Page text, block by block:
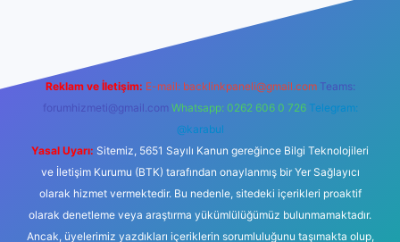
Reklam ve İletişim: E-mail: backlinkpaneli@gmail.com Teams:
forumhizmeti@gmail.com Whatsapp: 0262 606 0 726 Telegram:
@karabul
Yasal Uyarı: Sitemiz, 5651 Sayılı Kanun gereğince Bilgi Teknolojileri
ve İletişim Kurumu (BTK) tarafından onaylanmış bir Yer Sağlayıcı
olarak hizmet vermektedir. Bu nedenle, sitedeki içerikleri proaktif
olarak denetleme veya araştırma yükümlülüğümüz bulunmamaktadır.
Ancak, üyelerimiz yazdıkları içeriklerin sorumluluğunu taşımakta olup,